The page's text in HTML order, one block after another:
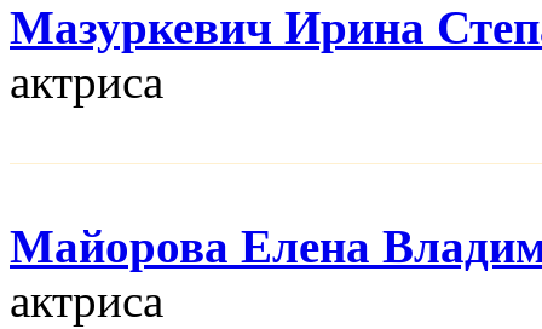
Мазуркевич Ирина
актриса
Майорова Елена
актриса